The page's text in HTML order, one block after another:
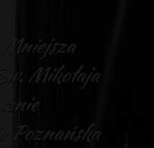
Mniejsza
Mikołaja
Poznańska